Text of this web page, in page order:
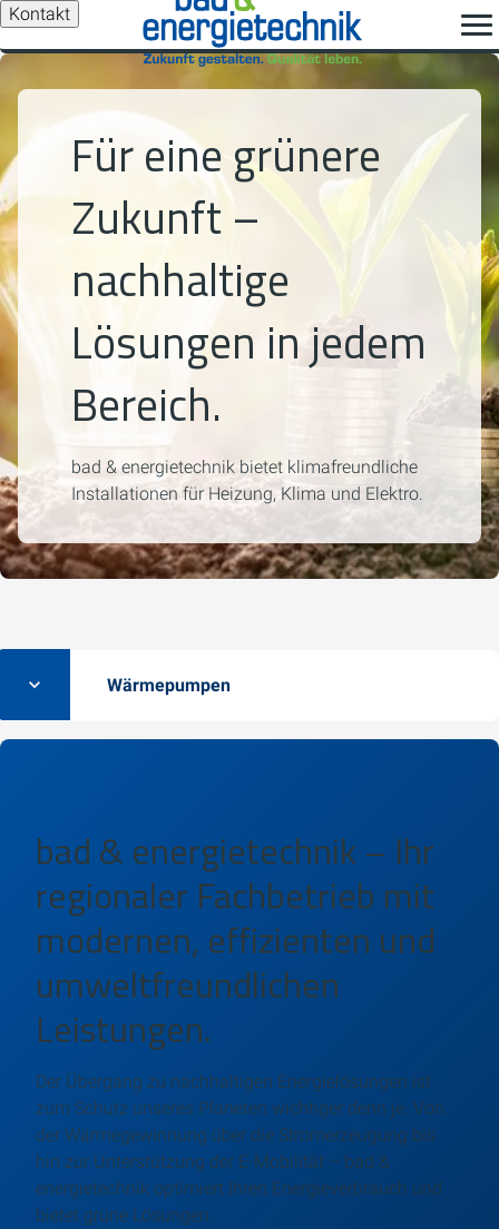
Kontakt
Für eine grünere
Zukunft –
nachhaltige
Lösungen in jedem
Bereich.
bad & energietechnik bietet klimafreundliche
Installationen für Heizung, Klima und Elektro.
Wärmepumpen
bad & energietechnik – Ihr
regionaler Fachbetrieb mit
modernen, effizienten und
umweltfreundlichen
Leistungen.
Der Übergang zu nachhaltigen Energielösungen ist
zum Schutz unseres Planeten wichtiger denn je. Von
der Wärmegewinnung über die Stromerzeugung bis
hin zur Unterstützung der E-Mobilität – bad &
energietechnik optimiert Ihren Energieverbrauch und
bietet grüne Lösungen.